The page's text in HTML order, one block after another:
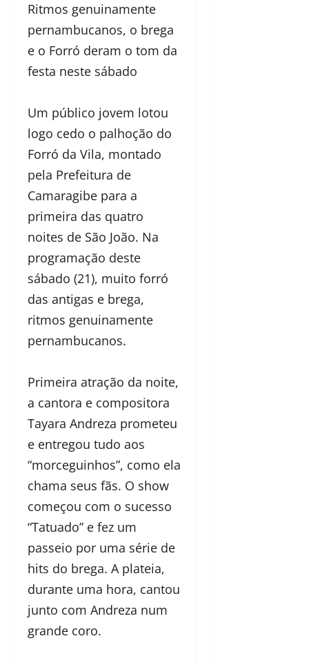
Ritmos genuinamente
pernambucanos, o brega
e o Forró deram o tom da
festa neste sábado
Um público jovem lotou
logo cedo o palhoção do
Forró da Vila, montado
pela Prefeitura de
Camaragibe para a
primeira das quatro
noites de São João. Na
programação deste
sábado (21), muito forró
das antigas e brega,
ritmos genuinamente
pernambucanos.
Primeira atração da noite,
a cantora e compositora
Tayara Andreza prometeu
e entregou tudo aos
“morceguinhos”, como ela
chama seus fãs. O show
começou com o sucesso
“Tatuado” e fez um
passeio por uma série de
hits do brega. A plateia,
durante uma hora, cantou
junto com Andreza num
grande coro.